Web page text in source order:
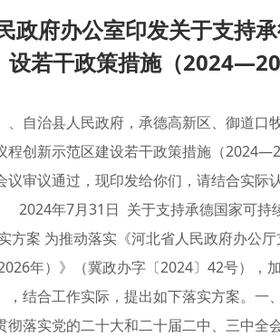
政府办公室印发关于支持
设若干政策措施（
推动医养康养和文旅产业发展，推进承德市申报“中国温泉之城”，叫响“皇家避暑地·热河温泉城”品牌。（责任单位：市自然资源和规划局、市文化和旅游广电局）11.加快京津冀医联体建设。（责任单位：市卫生健康委）12.推动省卫生健康委委属委管医院专家下沉至承德市市、县级医院，提升市县医疗服务能力，实现优质医疗资源均衡布局。（责任单位：市卫生健康委）13.协调京津冀高水平医疗机构支持医养结合及温泉医养项目，用足用好政策、项目及资金，促进环京津医养能力不断提升。（责任单位：市卫生健康委）14.加快创建婴幼儿照护服务示范市，提升托育机构精细化管理能力和运营效能。（责任单位：市卫生健康委）15.积极推动符合申报条件的高品质绿色建筑示范项目、超低能耗建筑示范项目等，按政策要求争取资金支持。（责任单位：市住房和城乡建设局）16.推动产业园区清洁化生产、循环化改造，推进钢铁、建材等传统行业绿色制造体系建设。（责任单位：市发展改革委、市工业和信息化局）（四）科技创新方面17.自2024年起，重点围绕城市群水源涵养功能区可持续发展，开展重大科技创新和技术成果转移转化，争取省科技厅按照成熟一批支持一批的原则予以支持。（责任单位：市科技局）18.围绕破解可持续发展瓶颈问题，探索适用技术路线和系统解决方案，打造可持续发展典型，组织体制机制创新研究和学习交流等活动。（责任单位：市科技局）19.推进京津冀协同创新共同体建设，打造一批技术转移机构、中试熟化基地，加快京津冀先进技术成果向承德市转化应用。（责任单位：市科技局）20.推动滦平国家农业科技园区对标国家农业高新技术产业示范区建设标准，集聚科教资源，引导高层次人才团队等创新资源向滦平聚集。（责任单位：市科技局、市农业农村局，滦平县政府）21.推动滦平国家农业科技园区培育创新主体，做强主导产业，提升科技创新能力，争取全省新引进绿色有机食品药品类农业产业化项目依法依规向滦平布局，争取补助资金向滦平倾斜。（责任单位：市农业农村局、市科技局，滦平县政府）22.加强承德高新技术产业开发区国家智能测控装备制造创新型产业集群建设，加快推进省级以上高新技术产业开发区提高自主创新能力，推动人才、资金和成果等创新要素向省级以上高新技术产业开发区聚集。（责任单位：承德高新区管委会、承德县政府、滦平县政府，市科技局、市发展改革委）23.推动承德国家可持续发展创新中心、承德可持续发展研究中心承担国家和省级科技计划项目，争取省级以上项目资金支持。（责任单位：市科技局）24.推进建设省级以上重点实验室、产业技术研究院、技术创新中心、工程研究中心、企业技术中心、制造业创新中心、新型研发机构等，培育打造一批高能级创新平台，针对重大关键核心技术和科学问题，开展科技攻关，推动研发投入强度达到全省平均水平。（责任单位：市科技局、市发展改革委、市工业和信息化局）25.围绕清洁能源、钒钛新材料等“3+3”主导产业，引进高层次人才，在创新创业、科研立项、成果转化、职称晋升等方面，依法依规给予支持。（责任单位：市科技局、市人力资源社会保障局）26.加快创新示范区专家咨询委员会建设，组织开展战略研究、决策评审等咨询服务工作。（责任单位：市科技局）27.加强承德医学院师资队伍和基础设施建设，提升教学和科研水平，争取更名为承德医科大学。（责任单位：市教育局、承德医学院）28.加强河北民族师范学院建设，完善条件，积极申请硕士授予单位和硕士授权点，为承德市经济社会发展培养更多高层次高素质应用型人才。（责任单位：市教育局、河北民族师范学院）29.推动具备条件的中等职业学校与本科高校开展“3+4”贯通培养。（责任单位：市教育局）30.推动高校、职业院校更新置换先进技术设备，利用信息技术升级教学设施、科研设施和公共设施。（责任单位：市教育局）31.统筹全域有关学校根据需求购置一批中学物理、化学、生物实验仪器设备。（责任单位：市教育局）32.12个县（市、区，含高新区）纳入薄弱环节改善与能力提升工程实施范围。继续实施义务教育学校扩容提质工程，助推义务教育优质均衡发展。（责任单位：市教育局）（五）政策机制方面33.用足用好省级相关部门各类转移支付资金，加大对创新示范区建设的支持力度。（责任单位：市财政局、市生态环境局、市科技局等单位）34.积极争取中央预算内投资、谋划争列超长期国债项目储备。（责任单位：市发展改革委）35.积极争取国家和省对创新示范区80个重点项目予以支持。（责任单位：市发展改革委、市科技局、市交通运输局、市农业农村局、市水务局、市工业和信息化局、市教育局、市卫生健康委、市城管局等部门）36.推动在投融资、排污权、碳汇交易、农村集体土地经营权、宅基地使用权流转、农村集体产权改革等方面先行先试。（责任单位：市发展改革委、市林业和草原局、市生态环境局、市农业农村局）37.加快创建世界文化遗产城市国家文物保护利用示范区。（责任单位：市文物局）38.加快建设河北省中小博物馆提升试点市。（责任单位：市文物局）四、保障措施健全完善统一领导、分工负责、协调推进工作机制，专题研究推进创新示范区建设具体举措，定期督导政策措施落实情况。各责任单位明确一名分管领导和一名科级联络员全程负责，全力向上争取支持，推动政策事项落实落地；研究制定本单位落实政策措施的工作方案，明确年度任务、季度任务、分管领导、责任科室和责任人。市财政局配合各责任单位积极跑办对接，争取省级各类转移支付资金下达我市；按照项目进度及部门申请，审核和拨付各类专项资金；做好专项资金的项目绩效管理工作。充分发挥省市新闻媒体作用，做好政策措施的宣传解读工作，及时跟踪报道创新示范区建设进展，展示创新示范区建设成效，宣传推介可持续发展案例、典型。 附件：《关于支持承德国家可持续发展议程创新示范区建设若干政策措施（2024—2026年）的落实方案》年度任务分解表附件 《关于支持承德国家可持续发展议程创新示范区建设若干政策措施（2024—2026年）的落实方案》年度任务分解表 序号具体内容分管市领导责任单位年度任务分解2024年2025年2026年1积极争取国家和省级项目资金，开展造林绿化、草原生态修复治理、防沙治沙、水利基础设施建设等。崔万峰市林业和草原局完成造林绿化58.4万亩，退化草原修复26万亩。完成造林绿化50万亩，退化草原修复15万亩。完成造林绿化50万亩，退化草原修复15万亩。市水务局落实并实施好2项江河主要支流、7项中小河流和15项山洪沟治理等24项增发国债水利项目，当年完成国债项目资金4.87亿元，同时做好增发国债谋划和申报工作，争取更多国债项目落地承德。继续落实并实施好增发国债水利项目，2025年全部完工。持续做好增发国债谋划和申报工作，争取更多国债项目落地承德。持续做好增发国债谋划和申报工作，争取更多国债项目落地承德。2积极开展水土流失治理试点工作，落地实施一批滦河、潮河、辽河流域生态治理与修复项目，推进京津冀协同发展生态保护和修复等生态工程。崔万峰市水务局争取兴隆县等县（市、区）列为开展禁止开垦陡坡地范围、划定为试点县（市、区）。持续做好相关工作。持续做好相关工作。市生态环境局落实《承德市密云水库上游潮白河流域水源涵养区生态保护二期补偿协议项目实施方案》，编制《承德市引滦流域上下游横向补偿三期协议项目实施方案》，推进滦河、潮河、辽河流域生态保护和修复。落实《承德市密云水库上游潮白河流域水源涵养区生态保护二期补偿协议项目实施方案》《承德市引滦流域上下游横向补偿三期协议项目实施方案》，推进滦河、潮河、辽河流域生态保护和修复。推进签订新一轮滦河、潮河横向生态补偿协议，系统开展滦河、潮河、辽河流域生态保护和修复。3加快国家级生态产品价值实现机制试点建设。卢 健市发展改革委编制生态产品价值实现机制试点申报书。按照申报书要求，督促市直相关部门抓好各项任务落实。按照申报书要求，督促市直相关部门抓好各项任务落实。4推动具备条件的县（市、区）创建“绿水青山就是金山银山”实践创新基地和生态文明建设示范区。崔万峰市生态环境局指导兴隆县、丰宁满族自治县做好第八批“绿水青山就是金山银山”实践创新基地申报工作，确保申报材料符合国家要求。深入推进生态文明建设示范区和“绿水青山就是金山银山”实践创建基地建设，进一步强化生态文明示范建设的引领性和持续性。深入推进生态文明建设示范区和“绿水青山就是金山银山”实践创建基地建设，推动生态文明示范建设迈上新台阶。5紧盯重点生态功能区政策资金导向，强化与上级财政部门沟通对接，争取更多政策资金支持。卢 健市财政局紧盯中央、省重点生态功能区政策资金导向，强化与上级财政部门对接沟通，全面反映我市生态红线面积、森林覆盖率等生态指标情况和财政运行困难实际，尽最大努力争取更多政策资金支持。紧盯中央、省重点生态功能区政策资金导向，强化与上级财政部门对接沟通，全面反映我市生态红线面积、森林覆盖率等生态指标情况和财政运行困难实际，尽最大努力争取更